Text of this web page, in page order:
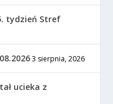
tydzień Stref
3 sierpnia, 2026
ucieka z